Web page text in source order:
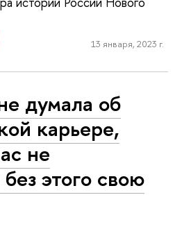
13 января, 2023 г.
думала об
карьере,
не
этого свою